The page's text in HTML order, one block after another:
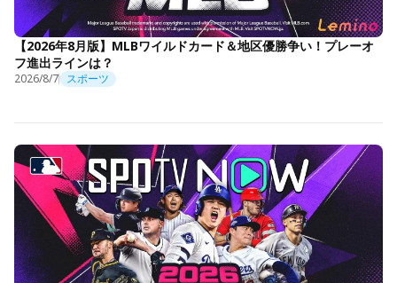
【2026年8月版】MLBワイルドカード＆地区優勝争い！プレーオ
フ進出ラインは？
2026/8/7 スポーツ